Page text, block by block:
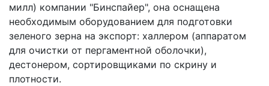
милл) компании "Бинспайер", она оснащена
необходимым оборудованием для подготовки
зеленого зерна на экспорт: халлером (аппаратом
для очистки от пергаментной оболочки),
дестонером, сортировщиками по скрину и
плотности.